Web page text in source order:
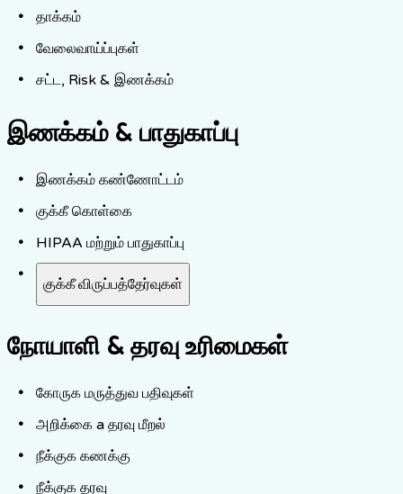
தாக்கம்
வேலைவாய்ப்புகள்
சட்ட, Risk & இணக்கம்
இணக்கம் & பாதுகாப்பு
இணக்கம் கண்ணோட்டம்
குக்கீ கொள்கை
HIPAA மற்றும் பாதுகாப்பு
குக்கீ விருப்பத்தேர்வுகள்
நோயாளி & தரவு உரிமைகள்
கோருக மருத்துவ பதிவுகள்
அறிக்கை a தரவு மீறல்
நீக்குக கணக்கு
நீக்குக தரவு